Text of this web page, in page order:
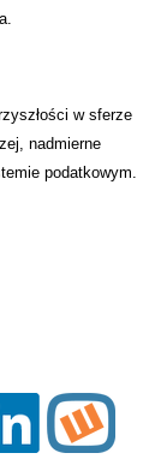
w sferze
nadmierne
podatkowym.